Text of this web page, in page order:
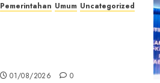
Pemerintahan Umum Uncategorized
01/08/2026 0